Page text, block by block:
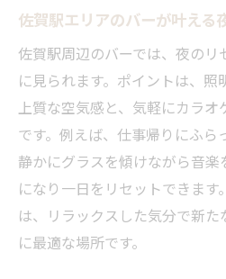
佐賀駅エリアのバーが叶える
佐賀駅周辺のバーでは、夜の
に見られます。ポイントは、照
上質な空気感と、気軽にカラ
です。例えば、仕事帰りにふら
静かにグラスを傾けながら音
になり一日をリセットできます
は、リラックスした気分で新
に最適な場所です。